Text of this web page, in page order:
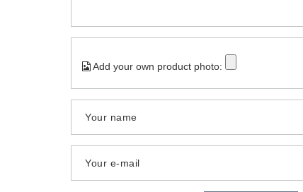
Add your own product photo:
Your name
Your e-mail